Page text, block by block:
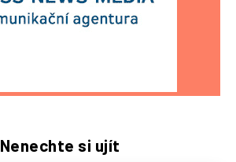
Nenechte si ujít